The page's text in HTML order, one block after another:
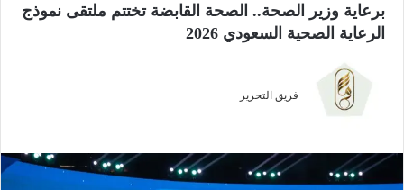
برعاية وزير الصحة.. الصحة القابضة تختتم ملتقى نموذج
الرعاية الصحية السعودي 2026
فريق التحرير